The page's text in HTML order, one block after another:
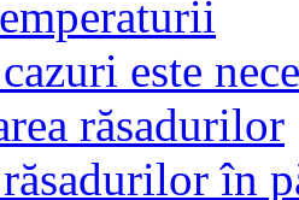
este
răsadurilor
în